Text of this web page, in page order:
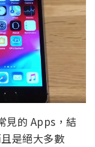
見的 Apps，結
是絕大多數